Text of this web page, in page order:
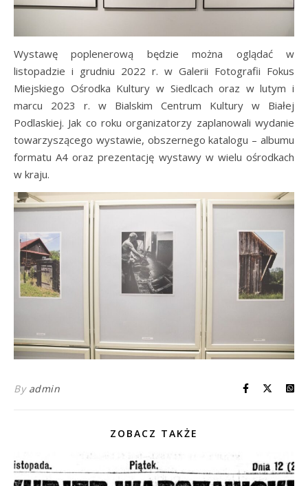
Wystawę poplenerową będzie można oglądać w
listopadzie i grudniu 2022 r. w Galerii Fotografii Fokus
Miejskiego Ośrodka Kultury w Siedlcach oraz w lutym i
marcu 2023 r. w Bialskim Centrum Kultury w Białej
Podlaskiej. Jak co roku organizatorzy zaplanowali wydanie
towarzyszącego wystawie, obszernego katalogu – albumu
formatu A4 oraz prezentację wystawy w wielu ośrodkach
w kraju.
By admin
ZOBACZ TAKŻE